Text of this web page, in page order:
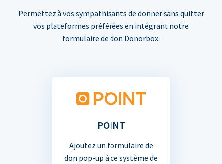
Permettez à vos sympathisants de donner sans quitter
vos plateformes préférées en intégrant notre
formulaire de don Donorbox.
POINT
Ajoutez un formulaire de
don pop-up à ce système de